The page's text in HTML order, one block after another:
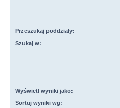
Przeszukaj poddziały:
Szukaj w:
Wyświetl wyniki jako:
Sortuj wyniki wg: